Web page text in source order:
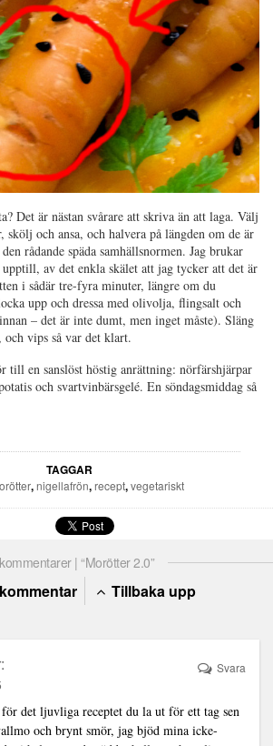
Det är nästan svårare att skriva än att laga. Välj
skölj och ansa, och halvera på längden om de är
rådande späda samhällsnormen. Jag brukar
upptill, av det enkla skälet att jag tycker att det är
i sådär tre-fyra minuter, längre om du
upp och dressa med olivolja, flingsalt och
– det är inte dumt, men inget måste). Släng
vips så var det klart.
till en sanslöst höstig anrättning: nörfärshjärpar
och svartvinbärsgelé. En söndagsmiddag så
TAGGAR
,nigellafrön,recept,vegetariskt
kommentarer | “Morötter 2.0”
Tillbaka upp
för det ljuvliga receptet du la ut för ett tag sen
och brynt smör, jag bjöd mina icke-
Svara